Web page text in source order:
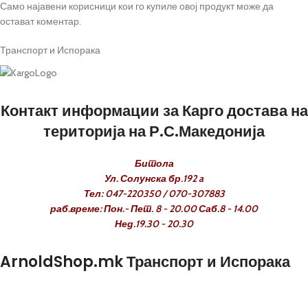
Само најавени корисници кои го купиле овој продукт може да
остават коментар.
Транспорт и Испорака
Контакт информации за Карго достава на
територија на Р.С.Македонија
Битола
Ул. Солунска бр.192 a
Тел: 047-220350 / 070-307883
раб.време: Пон.- Пет. 8 - 20.00 Саб.8 - 14.00
Нед.19.30 - 20.30
ArnoldShop.mk Транспорт и Испорака